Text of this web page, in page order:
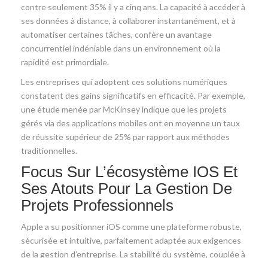
contre seulement 35% il y a cinq ans. La capacité à accéder à
ses données à distance, à collaborer instantanément, et à
automatiser certaines tâches, confère un avantage
concurrentiel indéniable dans un environnement où la
rapidité est primordiale.
Les entreprises qui adoptent ces solutions numériques
constatent des gains significatifs en efficacité. Par exemple,
une étude menée par McKinsey indique que les projets
gérés via des applications mobiles ont en moyenne un taux
de réussite supérieur de 25% par rapport aux méthodes
traditionnelles.
Focus Sur L’écosystème IOS Et
Ses Atouts Pour La Gestion De
Projets Professionnels
Apple a su positionner iOS comme une plateforme robuste,
sécurisée et intuitive, parfaitement adaptée aux exigences
de la gestion d’entreprise. La stabilité du système, couplée à